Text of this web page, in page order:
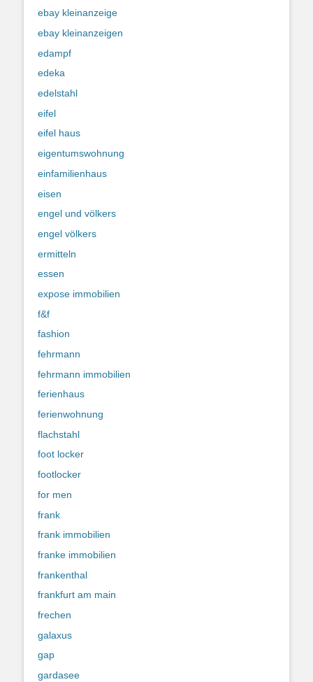
ebay kleinanzeige
ebay kleinanzeigen
edampf
edeka
edelstahl
eifel
eifel haus
eigentumswohnung
einfamilienhaus
eisen
engel und völkers
engel völkers
ermitteln
essen
expose immobilien
f&f
fashion
fehrmann
fehrmann immobilien
ferienhaus
ferienwohnung
flachstahl
foot locker
footlocker
for men
frank
frank immobilien
franke immobilien
frankenthal
frankfurt am main
frechen
galaxus
gap
gardasee